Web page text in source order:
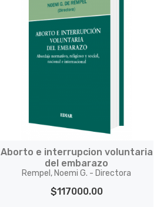
Aborto e interrupcion voluntaria
del embarazo
Rempel, Noemi G. - Directora
$117000.00